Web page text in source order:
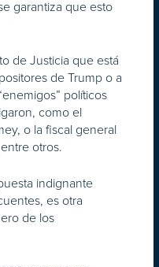
garantiza que esto
de Justicia que está
de Trump o a
políticos
como el
o la fiscal general
otros.
indignante
es otra
de los